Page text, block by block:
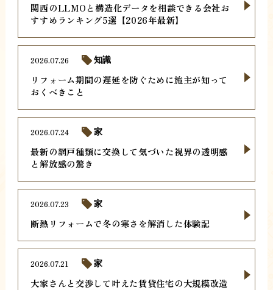
関西のLLMOと構造化データを相談できる会社お
すすめランキング5選【2026年最新】
リフォーム期間の遅延を防ぐために施主が知って
おくべきこと
2026.07.26 知識
最新の網戸種類に交換して気づいた視界の透明感
と解放感の驚き
2026.07.24 家
断熱リフォームで冬の寒さを解消した体験記
2026.07.23 家
大家さんと交渉して叶えた賃貸住宅の大規模改造
2026.07.21 家